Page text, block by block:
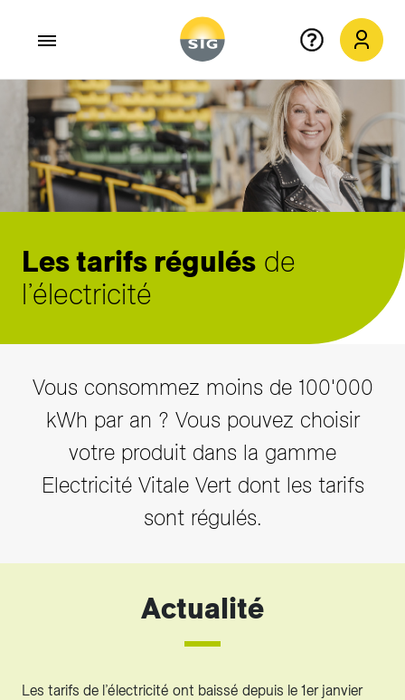
Aller au contenu principal
Les tarifs régulés de
l’électricité
Vous consommez moins de 100'000
kWh par an ? Vous pouvez choisir
votre produit dans la gamme
Electricité Vitale Vert dont les tarifs
sont régulés.
Actualité
Les tarifs de l’électricité ont baissé depuis le 1er janvier